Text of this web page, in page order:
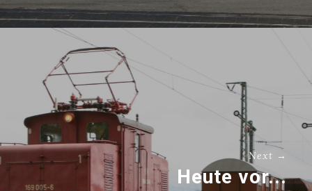
Next →
Heute vor...